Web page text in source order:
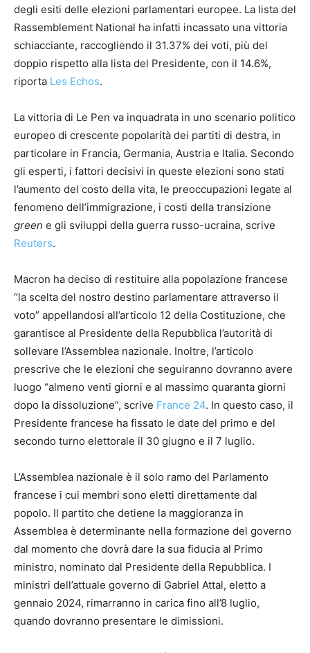
degli esiti delle elezioni parlamentari europee. La lista del
Rassemblement National ha infatti incassato una vittoria
schiacciante, raccogliendo il 31.37% dei voti, più del
doppio rispetto alla lista del Presidente, con il 14.6%,
riporta Les Echos.
La vittoria di Le Pen va inquadrata in uno scenario politico
europeo di crescente popolarità dei partiti di destra, in
particolare in Francia, Germania, Austria e Italia. Secondo
gli esperti, i fattori decisivi in queste elezioni sono stati
l’aumento del costo della vita, le preoccupazioni legate al
fenomeno dell’immigrazione, i costi della transizione
green e gli sviluppi della guerra russo-ucraina, scrive
Reuters.
Macron ha deciso di restituire alla popolazione francese
“la scelta del nostro destino parlamentare attraverso il
voto” appellandosi all’articolo 12 della Costituzione, che
garantisce al Presidente della Repubblica l’autorità di
sollevare l’Assemblea nazionale. Inoltre, l’articolo
prescrive che le elezioni che seguiranno dovranno avere
luogo “almeno venti giorni e al massimo quaranta giorni
dopo la dissoluzione”, scrive France 24. In questo caso, il
Presidente francese ha fissato le date del primo e del
secondo turno elettorale il 30 giugno e il 7 luglio.
L’Assemblea nazionale è il solo ramo del Parlamento
francese i cui membri sono eletti direttamente dal
popolo. Il partito che detiene la maggioranza in
Assemblea è determinante nella formazione del governo
dal momento che dovrà dare la sua fiducia al Primo
ministro, nominato dal Presidente della Repubblica. I
ministri dell’attuale governo di Gabriel Attal, eletto a
gennaio 2024, rimarranno in carica fino all’8 luglio,
quando dovranno presentare le dimissioni.